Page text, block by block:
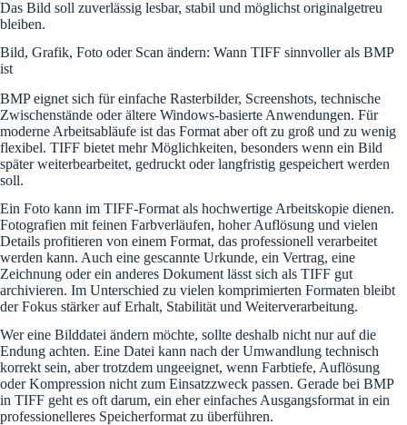
Das Bild soll zuverlässig lesbar, stabil und möglichst originalgetreu
bleiben.
Bild, Grafik, Foto oder Scan ändern: Wann TIFF sinnvoller als BMP
ist
BMP eignet sich für einfache Rasterbilder, Screenshots, technische
Zwischenstände oder ältere Windows-basierte Anwendungen. Für
moderne Arbeitsabläufe ist das Format aber oft zu groß und zu wenig
flexibel. TIFF bietet mehr Möglichkeiten, besonders wenn ein Bild
später weiterbearbeitet, gedruckt oder langfristig gespeichert werden
soll.
Ein Foto kann im TIFF-Format als hochwertige Arbeitskopie dienen.
Fotografien mit feinen Farbverläufen, hoher Auflösung und vielen
Details profitieren von einem Format, das professionell verarbeitet
werden kann. Auch eine gescannte Urkunde, ein Vertrag, eine
Zeichnung oder ein anderes Dokument lässt sich als TIFF gut
archivieren. Im Unterschied zu vielen komprimierten Formaten bleibt
der Fokus stärker auf Erhalt, Stabilität und Weiterverarbeitung.
Wer eine Bilddatei ändern möchte, sollte deshalb nicht nur auf die
Endung achten. Eine Datei kann nach der Umwandlung technisch
korrekt sein, aber trotzdem ungeeignet, wenn Farbtiefe, Auflösung
oder Kompression nicht zum Einsatzzweck passen. Gerade bei BMP
in TIFF geht es oft darum, ein eher einfaches Ausgangsformat in ein
professionelleres Speicherformat zu überführen.